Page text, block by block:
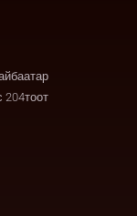
204тоот